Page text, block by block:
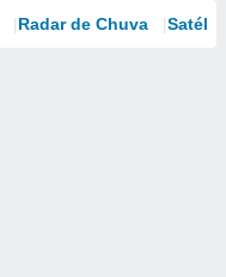
Radar de Chuva